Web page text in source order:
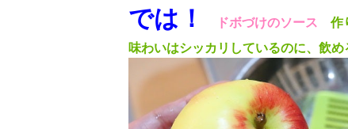
では！ ドボづけのソース
作
味わいはシッカリしているのに、飲め